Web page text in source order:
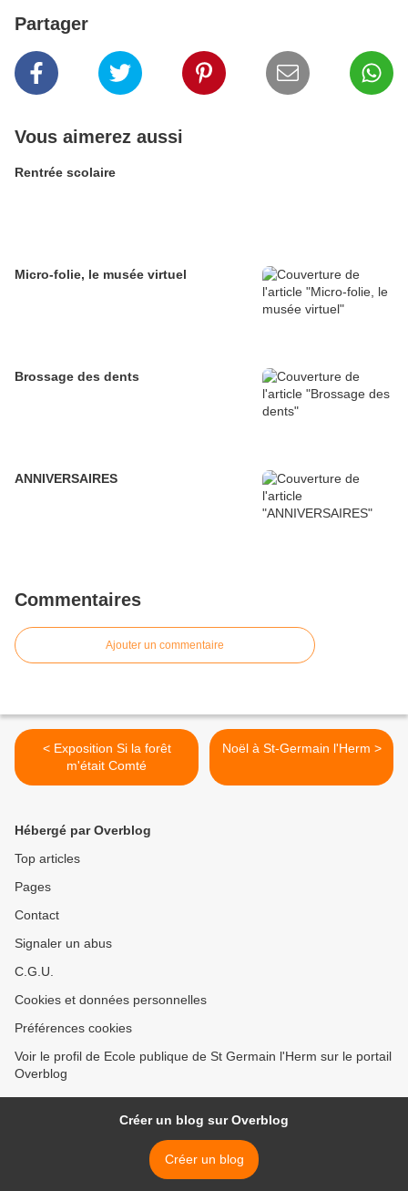
Partager
Vous aimerez aussi
Rentrée scolaire
Micro-folie, le musée virtuel
Brossage des dents
ANNIVERSAIRES
Commentaires
Ajouter un commentaire
< Exposition Si la forêt
m'était Comté
Noël à St-Germain l'Herm >
Hébergé par Overblog
Top articles
Pages
Contact
Signaler un abus
C.G.U.
Cookies et données personnelles
Préférences cookies
Voir le profil de Ecole publique de St Germain l'Herm sur le portail
Overblog
Créer un blog sur Overblog
Créer un blog